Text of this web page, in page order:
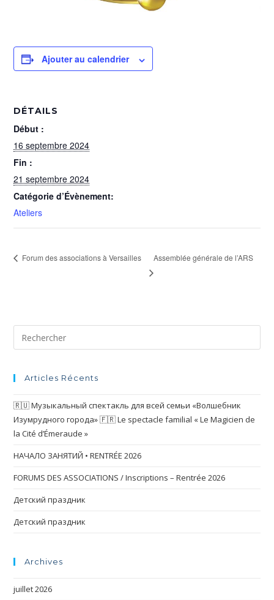
Ajouter au calendrier
DÉTAILS
Début :
16 septembre 2024
Fin :
21 septembre 2024
Catégorie d’Évènement:
Ateliers
Forum des associations à Versailles Assemblée générale de l’ARS
Articles Récents
🇷🇺 Музыкальный спектакль для всей семьи «Волшебник
Изумрудного города» 🇫🇷 Le spectacle familial « Le Magicien de
la Cité d’Émeraude »
НАЧАЛО ЗАНЯТИЙ • RENTRÉE 2026
FORUMS DES ASSOCIATIONS / Inscriptions – Rentrée 2026
Детский праздник
Детский праздник
Archives
juillet 2026